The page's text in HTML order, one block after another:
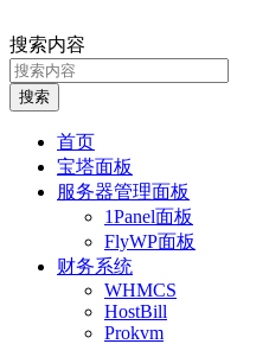
搜索内容
搜索
首页
宝塔面板
服务器管理面板
1Panel面板
FlyWP面板
财务系统
WHMCS
HostBill
Prokvm